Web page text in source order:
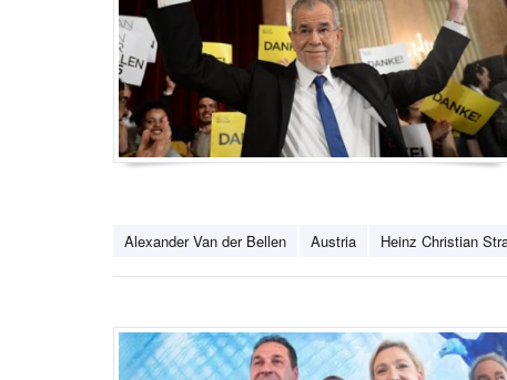
Alexander Van der Bellen Austria Heinz Christian